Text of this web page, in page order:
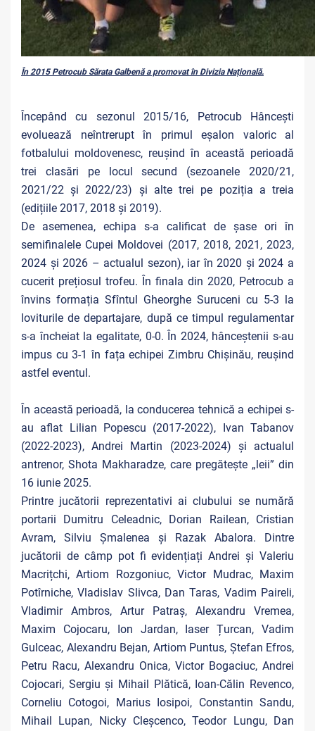
În 2015 Petrocub Sărata Galbenă a promovat în Divizia Națională.
Începând cu sezonul 2015/16, Petrocub Hâncești
evoluează neîntrerupt în primul eșalon valoric al
fotbalului moldovenesc, reușind în această perioadă
trei clasări pe locul secund (sezoanele 2020/21,
2021/22 și 2022/23) și alte trei pe poziția a treia
(edițiile 2017, 2018 și 2019).
De asemenea, echipa s-a calificat de șase ori în
semifinalele Cupei Moldovei (2017, 2018, 2021, 2023,
2024 și 2026 – actualul sezon), iar în 2020 și 2024 a
cucerit prețiosul trofeu. În finala din 2020, Petrocub a
învins formația Sfîntul Gheorghe Suruceni cu 5-3 la
loviturile de departajare, după ce timpul regulamentar
s-a încheiat la egalitate, 0-0. În 2024, hânceștenii s-au
impus cu 3-1 în fața echipei Zimbru Chișinău, reușind
astfel eventul.
În această perioadă, la conducerea tehnică a echipei s-
au aflat Lilian Popescu (2017-2022), Ivan Tabanov
(2022-2023), Andrei Martin (2023-2024) și actualul
antrenor, Shota Makharadze, care pregătește „leii” din
16 iunie 2025.
Printre jucătorii reprezentativi ai clubului se numără
portarii Dumitru Celeadnic, Dorian Railean, Cristian
Avram, Silviu Șmalenea și Razak Abalora. Dintre
jucătorii de câmp pot fi evidențiați Andrei și Valeriu
Macrițchi, Artiom Rozgoniuc, Victor Mudrac, Maxim
Potîrniche, Vladislav Slivca, Dan Taras, Vadim Paireli,
Vladimir Ambros, Artur Patraș, Alexandru Vremea,
Maxim Cojocaru, Ion Jardan, Iaser Țurcan, Vadim
Gulceac, Alexandru Bejan, Artiom Puntus, Ștefan Efros,
Petru Racu, Alexandru Onica, Victor Bogaciuc, Andrei
Cojocari, Sergiu și Mihail Plătică, Ioan-Călin Revenco,
Corneliu Cotogoi, Marius Iosipoi, Constantin Sandu,
Mihail Lupan, Nicky Cleșcenco, Teodor Lungu, Dan